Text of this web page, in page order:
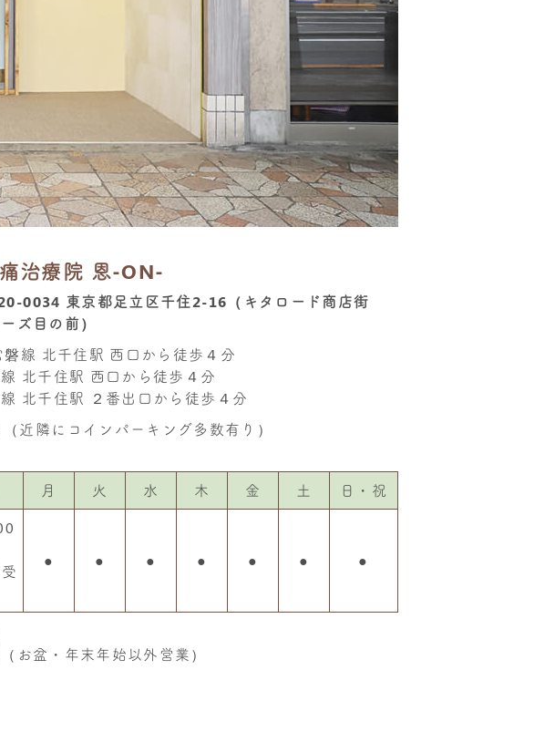
痛治療院 恩-ON-
0034 東京都足立区千住2-16（キタロード商店街
ズ目の前）
磐線 北千住駅 西口から徒歩４分
北千住駅 西口から徒歩４分
北千住駅 ２番出口から徒歩４分
（近隣にコインパーキング多数有り）
月 火 水 木 金 土
日・祝
● ● ● ● ● ● ●
お盆・年末年始以外営業）